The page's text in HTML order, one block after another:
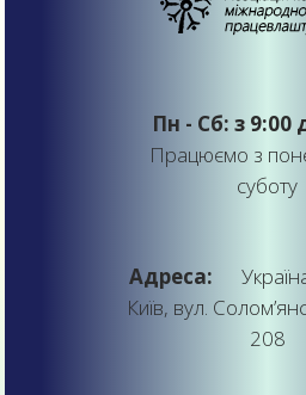
Пн - Сб: з 9:00
Працюємо з
суботу
Адреса:
Київ, вул.
208